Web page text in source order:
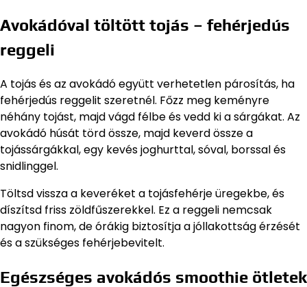
Avokádóval töltött tojás – fehérjedús
reggeli
A tojás és az avokádó együtt verhetetlen párosítás, ha
fehérjedús reggelit szeretnél. Főzz meg keményre
néhány tojást, majd vágd félbe és vedd ki a sárgákat. Az
avokádó húsát törd össze, majd keverd össze a
tojássárgákkal, egy kevés joghurttal, sóval, borssal és
snidlinggel.
Töltsd vissza a keveréket a tojásfehérje üregekbe, és
díszítsd friss zöldfűszerekkel. Ez a reggeli nemcsak
nagyon finom, de órákig biztosítja a jóllakottság érzését
és a szükséges fehérjebevitelt.
Egészséges avokádós smoothie ötletek